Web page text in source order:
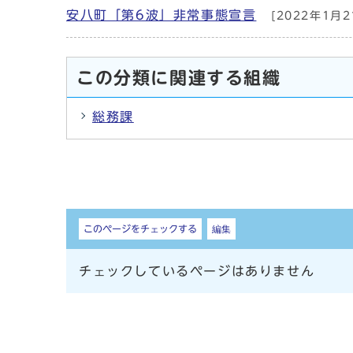
安八町「第6波」非常事態宣言 [2022年1月
この分類に関連する組織
総務課
しおり
このページをチェックする 編集
チェックしているページはありません